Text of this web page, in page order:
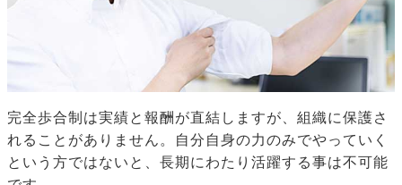
完全歩合制は実績と報酬が直結しますが、組織に保護さ
れることがありません。自分自身の力のみでやっていく
という方ではないと、長期にわたり活躍する事は不可能